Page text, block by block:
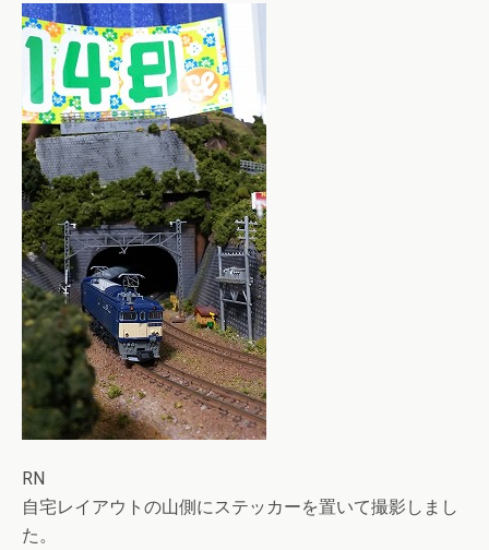
RN
自宅レイアウトの山側にステッカーを置いて撮影しまし
た。